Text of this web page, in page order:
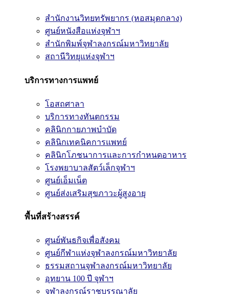
สำนักงานวิทยทรัพยากร (หอสมุดกลาง)
ศูนย์หนังสือแห่งจุฬาฯ
สำนักพิมพ์จุฬาลงกรณ์มหาวิทยาลัย
สถานีวิทยุแห่งจุฬาฯ
บริการทางการแพทย์
โอสถศาลา
บริการทางทันตกรรม
คลินิกกายภาพบำบัด
คลินิกเทคนิคการแพทย์
คลินิกโภชนาการและการกำหนดอาหาร
โรงพยาบาลสัตว์เล็กจุฬาฯ
ศูนย์เอ็มเน็ต
ศูนย์ส่งเสริมสุขภาวะผู้สูงอายุ
พื้นที่สร้างสรรค์
ศูนย์พันธกิจเพื่อสังคม
ศูนย์กีฬาแห่งจุฬาลงกรณ์มหาวิทยาลัย
ธรรมสถานจุฬาลงกรณ์มหาวิทยาลัย
อุทยาน 100 ปี จุฬาฯ
จุฬาลงกรณ์ราชบรรณาลัย